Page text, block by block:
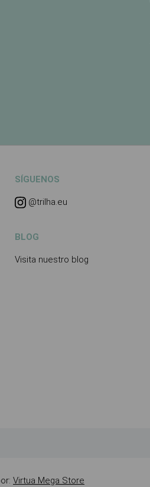
SÍGUENOS
@trilha.eu
BLOG
Visita nuestro blog
Virtua Mega Store